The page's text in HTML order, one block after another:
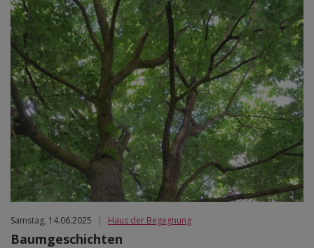
Samstag, 14.06.2025 | Haus der Begegnung
Baumgeschichten